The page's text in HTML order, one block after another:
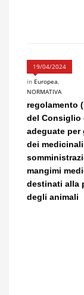
19/04/2024
in Europea,
NORMATIVA
regolamento
del Consiglio
adeguate per
dei
mangimi
destinati alla
degli animali